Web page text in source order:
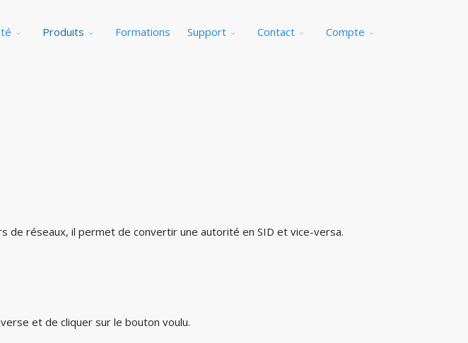
Produits Formations Support Contact Compte
de réseaux, il permet de convertir une autorité en SID et vice-versa.
et de cliquer sur le bouton voulu.